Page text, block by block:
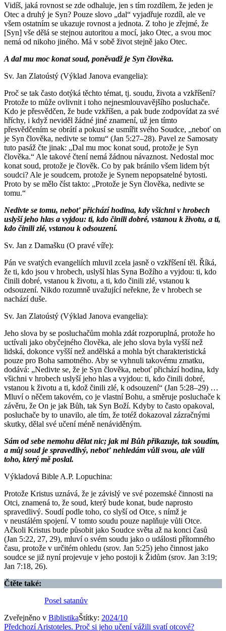
Vidíš, jaká rovnost se zde odhaluje, jen s tím rozdílem, že jeden je
Otec a druhý je Syn? Pouze slovo „dal“ vyjadřuje rozdíl, ale ve
všem ostatním se ukazuje rovnost a jednota. Z toho je zřejmé, že
[Syn] vše dělá se stejnou autoritou a mocí, jako Otec, a svou moc
nemá od nikoho jiného. Má v sobě život stejně jako Otec.
A dal mu moc konat soud, poněvadž je Syn člověka.
Sv. Jan Zlatoústý (Výklad Janova evangelia):
Proč se tak často dotýká těchto témat, tj. soudu, života a vzkříšení?
Protože to může ovlivnit i toho nejnesmlouvavějšího posluchače.
Kdo je přesvědčen, že bude vzkříšen, a pak bude zodpovídat za své
hříchy, i když neviděl žádné jiné znamení, už jen tímto
přesvědčením se obrátí a pokusí se usmířit svého Soudce, „neboť on
je Syn člověka, nedivte se tomu“ (Jan 5:27–28). Pavel ze Samosaty
tuto pasáž čte jinak: „Dal mu moc konat soud, protože je Syn
člověka.“ Ale takové čtení nemá žádnou návaznost. Nedostal moc
konat soud, protože je člověk. Co by pak bránilo všem lidem být
soudci? Ale je soudcem, protože je Synem nepopsatelné bytosti.
Proto by se mělo číst takto: „Protože je Syn člověka, nedivte se
tomu.“
Nedivte se tomu, neboť přichází hodina, kdy všichni v hrobech
uslyší jeho hlas a vyjdou: ti, kdo činili dobré, vstanou k životu, a ti,
kdo činili zlé, vstanou k odsouzení.
Sv. Jan z Damašku (O pravé víře):
Pán ve svatých evangeliích mluvil zcela jasně o vzkříšení těl. Říká,
že ti, kdo jsou v hrobech, uslyší hlas Syna Božího a vyjdou: ti, kdo
činili dobré, vstanou k životu, a ti, kdo činili zlé, vstanou k
odsouzení. Nikdo rozumně uvažující neřekne, že v hrobech se
nachází duše.
Sv. Jan Zlatoústý (Výklad Janova evangelia):
Jeho slova by se posluchačům mohla zdát rozporuplná, protože ho
uctívali jako obyčejného člověka, ale jeho slova byla vyšší než
lidská, dokonce vyšší než andělská a mohla být charakteristická
pouze pro Boha samotného. Aby se vyhnuli takovému zmatku,
dodává: „Nedivte se, že je Syn člověka, neboť přichází hodina, kdy
všichni v hrobech uslyší jeho hlas a vyjdou: ti, kdo činili dobré,
vstanou k životu a ti, kdož činili zlé, k odsouzení“ (Jan 5:28–29) …
Mluví o něčem takovém, co je vlastní Bohu, a směruje posluchače k
závěru, že On je jak Bůh, tak Syn Boží. Kdyby to často opakoval,
posluchače by to unavilo, ale tím, že totéž dokazoval zázračnými
skutky, dělal své učení méně nenáviděným.
Sám od sebe nemohu dělat nic; jak mi Bůh přikazuje, tak soudím,
a můj soud je spravedlivý, neboť nehledám vůli svou, ale vůli
toho, který mě poslal.
Výkladová Bible A.P. Lopuchina:
Protože Kristus uznává, že je závislý ve své pozemské činnosti na
Otci, znamená to, že soud, který bude konat, bude naprosto
spravedlivý. Soudí podle toho, co slyší od Otce, s nímž je
v neustálém spojení. V tomto soudu pouze naplňuje vůli Otce.
Ačkoli Kristus bude působit jako Soudce světa až na konci časů
(Jan 5:22, 27, 29), mluví o svém soudu jako o události přítomného
času, protože v určitém ohledu (srov. Jan 5:25) jeho činnost jako
soudce se již nyní projevuje v jeho postoji k Židům (srov. Jan 3:19;
Jan 7:18, 26).
Čtěte také:
Posel satanův
Zveřejněno v BiblistikaŠtítky: 2024/10
Předchozí Aristoteles. Proč si jeho učení vážili svatí otcové?